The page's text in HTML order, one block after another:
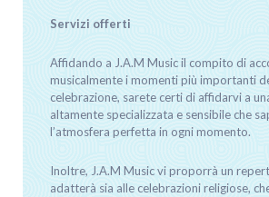
Servizi offerti
Affidando a J.A.M Music il compito di
musicalmente i momenti più importanti
celebrazione, sarete certi di affidarvi a
altamente specializzata e sensibile che
l’atmosfera perfetta in ogni momento.
Inoltre, J.A.M Music vi proporrà un
adatterà sia alle celebrazioni religiose,